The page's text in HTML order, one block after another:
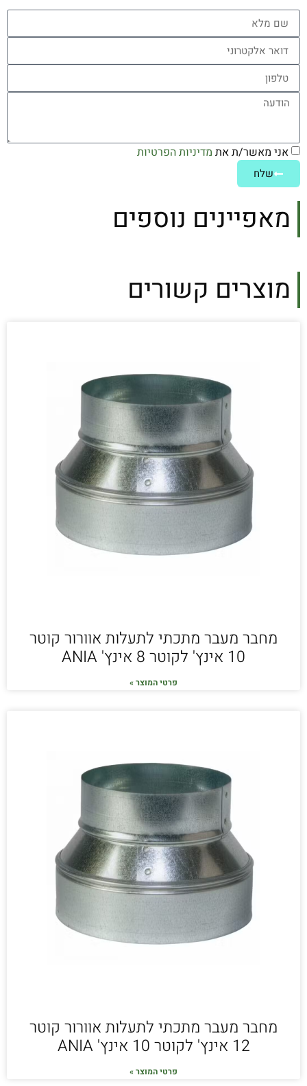
אני מאשר/ת את מדיניות הפרטיות
שלח
מאפיינים נוספים
מוצרים קשורים
מחבר מעבר מתכתי לתעלות אוורור קוטר
10 אינץ' לקוטר 8 אינץ' ANIA
פרטי המוצר »
מחבר מעבר מתכתי לתעלות אוורור קוטר
12 אינץ' לקוטר 10 אינץ' ANIA
פרטי המוצר »